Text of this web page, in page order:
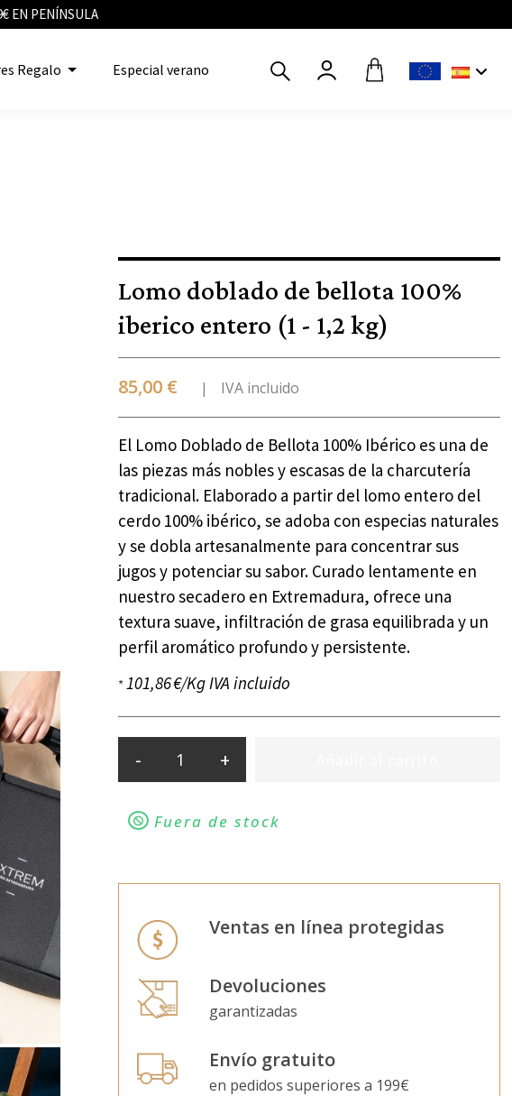
EN PENÍNSULA
Regalo Especial verano
Lomo doblado de bellota 100%
iberico entero (1 - 1,2 kg)
85,00 € IVA incluido
El Lomo Doblado de Bellota 100% Ibérico es una de
las piezas más nobles y escasas de la charcutería
tradicional. Elaborado a partir del lomo entero del
cerdo 100% ibérico, se adoba con especias naturales
y se dobla artesanalmente para concentrar sus
jugos y potenciar su sabor. Curado lentamente en
nuestro secadero en Extremadura, ofrece una
textura suave, infiltración de grasa equilibrada y un
perfil aromático profundo y persistente.
*101,86 €/Kg IVA incluido
- +
Fuera de stock
Ventas en línea protegidas
Devoluciones
garantizadas
Envío gratuito
en pedidos superiores a 199€